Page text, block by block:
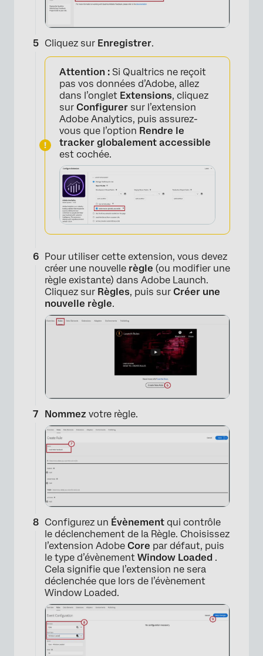
×
×
Cliquez sur Enregistrer.
Attention : Si Qualtrics ne reçoit
pas vos données d’Adobe, allez
dans l’onglet Extensions, cliquez
sur Configurer sur l’extension
Adobe Analytics, puis assurez-
vous que l’option Rendre le
tracker globalement accessible
est cochée.
×
Pour utiliser cette extension, vous devez
créer une nouvelle règle (ou modifier une
règle existante) dans Adobe Launch.
Cliquez sur Règles, puis sur Créer une
nouvelle règle.
×
Nommez votre règle.
Configurez un Évènement qui contrôle
le déclenchement de la Règle. Choisissez
l’extension Adobe Core par défaut, puis
le type d’évènement Window Loaded .
Cela signifie que l’extension ne sera
déclenchée que lors de l’évènement
Window Loaded.